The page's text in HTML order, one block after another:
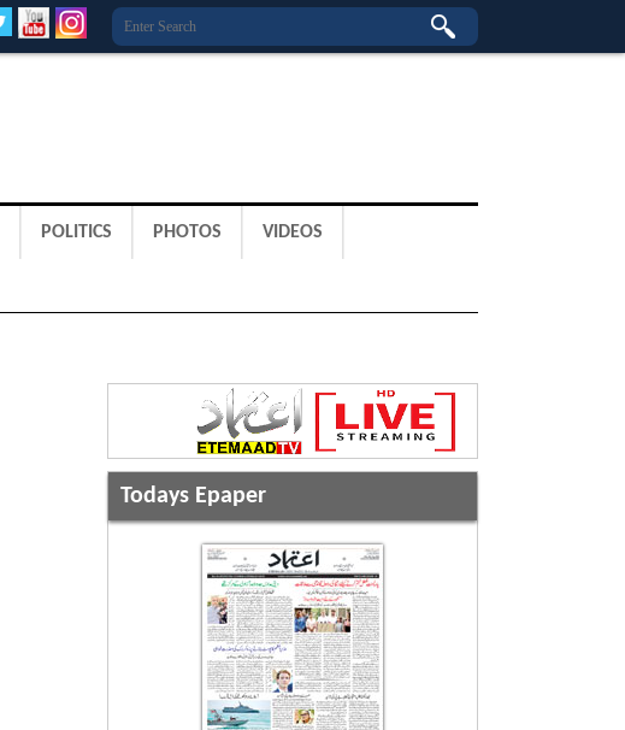
POLITICS PHOTOS VIDEOS
Todays Epaper